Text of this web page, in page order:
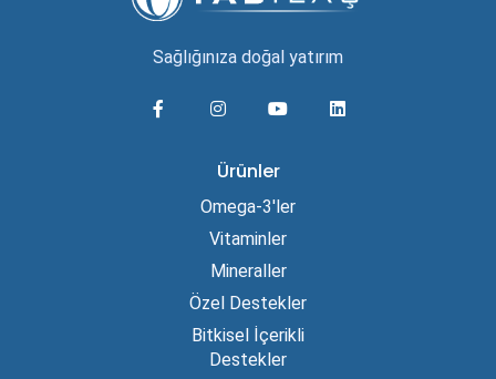
Sağlığınıza doğal yatırım
Ürünler
Omega-3'ler
Vitaminler
Mineraller
Özel Destekler
Bitkisel İçerikli
Destekler